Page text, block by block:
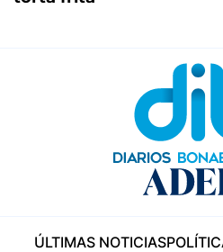
ÚLTIMAS NOTICIAS